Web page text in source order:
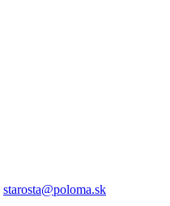
starosta@poloma.sk